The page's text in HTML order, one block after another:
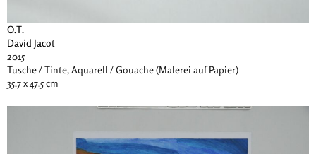
O.T.
David Jacot
2015
Tusche / Tinte, Aquarell / Gouache (Malerei auf Papier)
35.7 x 47.5 cm